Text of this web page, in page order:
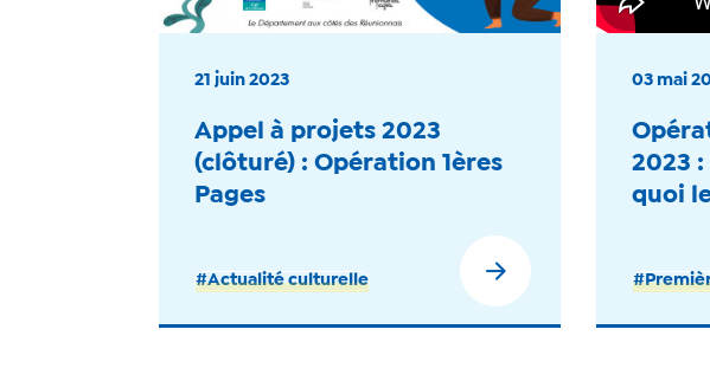
21 juin 2023
Appel à projets 2023
(clôturé) : Opération 1ères
Pages
#Actualité culturelle
03 mai
2023 :
quoi